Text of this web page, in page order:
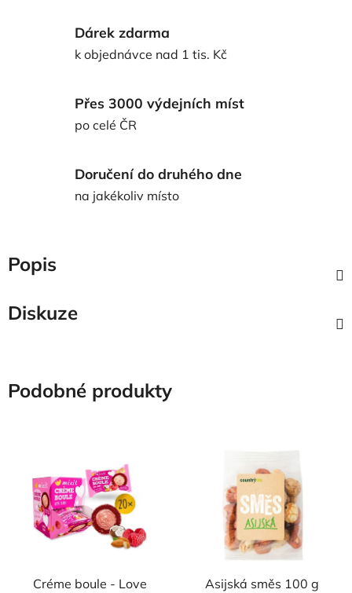
Dárek zdarma
k objednávce nad 1 tis. Kč
Přes 3000 výdejních míst
po celé ČR
Doručení do druhého dne
na jakékoliv místo
Popis
Diskuze
Podobné produkty
Créme boule - Love
Asijská směs 100 g